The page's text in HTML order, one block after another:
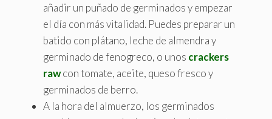
añadir un puñado de germinados y empezar
el día con más vitalidad. Puedes preparar un
batido con plátano, leche de almendra y
germinado de fenogreco, o unos crackers
rawcon tomate, aceite, queso fresco y
germinados de berro.
A la hora del almuerzo, los germinados